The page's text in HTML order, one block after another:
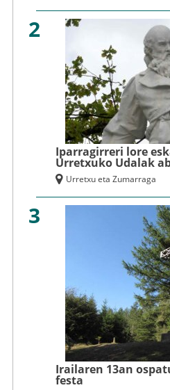
2
Iparragirreri lore
Urretxuko Udalak
Urretxu eta Zumarraga
3
Irailaren 13an
festa